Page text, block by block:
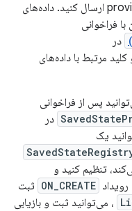
با داده‌های provider و همچنین خود provider ارسال کنید. داده‌های
در
کلید مرتبط با داده‌های
پس از فراخوانی
در
یک
تنظیم کنید و
ON_CREATE ثبت
، می‌توانید ثبت و بازیابی